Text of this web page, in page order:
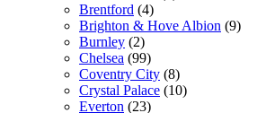
Brentford (4)
Brighton & Hove Albion (9)
Burnley (2)
Chelsea (99)
Coventry City (8)
Crystal Palace (10)
Everton (23)